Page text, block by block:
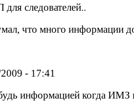
следователей..
что много информации
- 17:41
информацией когда